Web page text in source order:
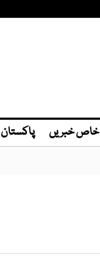
خاص خبریں پاکستان